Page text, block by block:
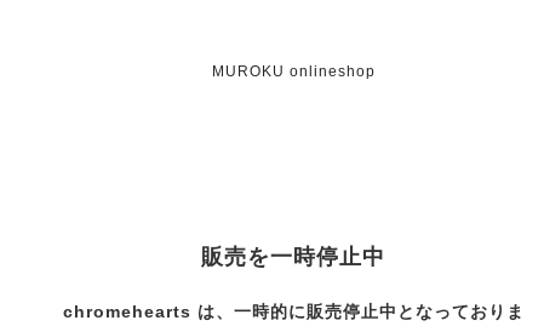
MUROKU onlineshop
販売を一時停止中
chromehearts は、一時的に販売停止中となっておりま